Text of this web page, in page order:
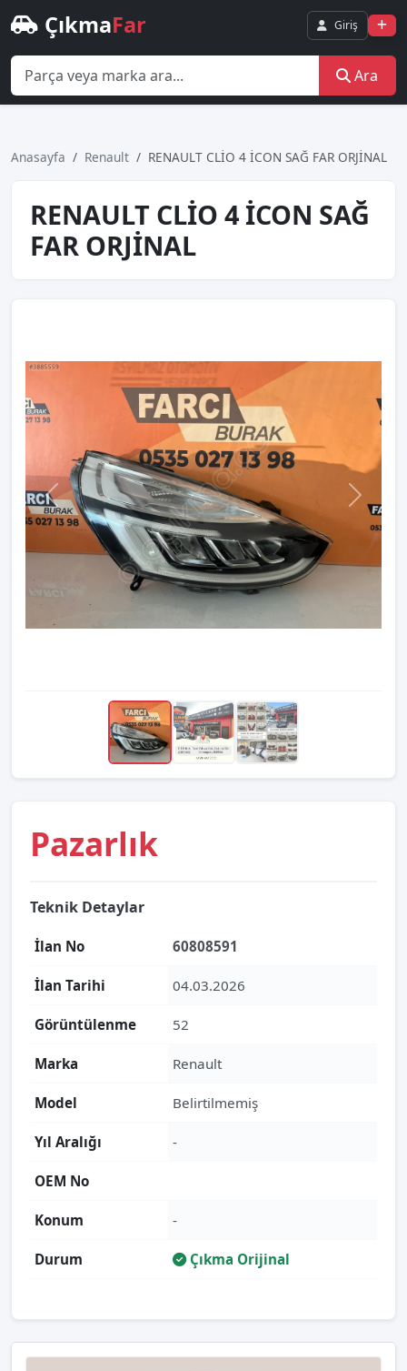
ÇıkmaFar Giriş
Ara
Anasayfa Renault RENAULT CLİO 4 İCON SAĞ FAR ORJİNAL
RENAULT CLİO 4 İCON SAĞ
FAR ORJİNAL
Pazarlık
Teknik Detaylar
İlan No 60808591
İlan Tarihi 04.03.2026
Görüntülenme 52
Marka Renault
Model Belirtilmemiş
Yıl Aralığı -
OEM No
Konum -
Durum Çıkma Orijinal